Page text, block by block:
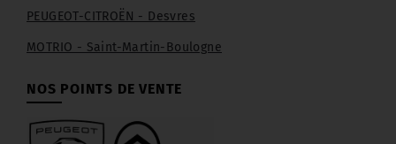
PEUGEOT-CITROËN - Desvres
MOTRIO - Saint-Martin-Boulogne
NOS POINTS DE VENTE